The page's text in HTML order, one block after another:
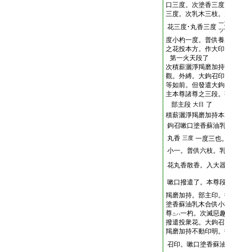
口三度。次塗香三
三度。次乳木三枝
花三度･丸香三度 一
ツ
度小杓一度。普供
之花投本方。作大
第一火天段了
次積薪灑淨羯磨加
觀。外縛。大鉤召
等如前。但發遣大
主本尊諸尊之三段
部主段 大日 了
積薪灑淨羯磨加持
鉤召嗽口塗香蘇油
丸香 三度 一度三也
小一。普供六枝。
花丸香散香。入大
嗽口撥遣了。本尊
羯磨加持。部主印
塗香蘇油乳木合供
尊ニハ一杓。次滅惡
撥遣投衆花。大鉤
羯磨加持不動印明
召印。嗽口塗香蘇